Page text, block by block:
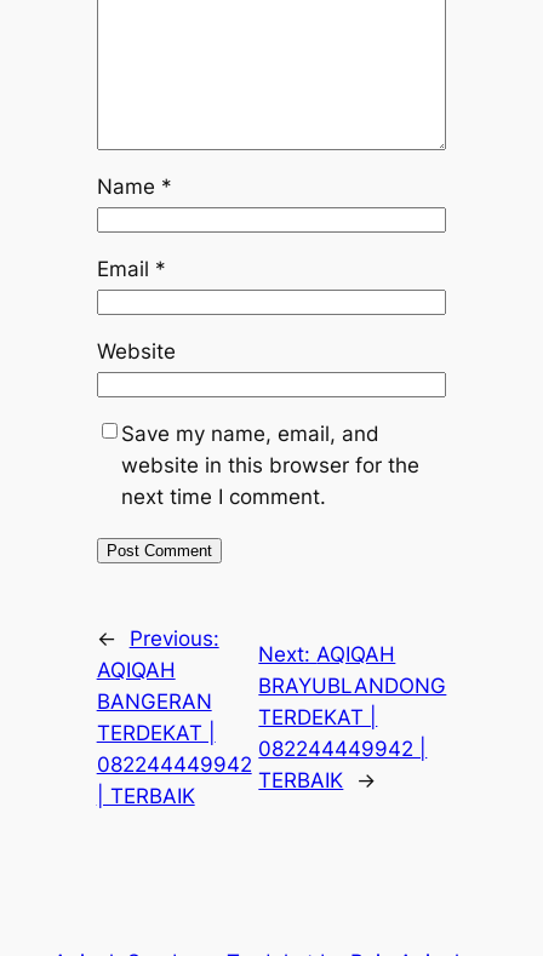
Name *
Email *
Website
Save my name, email, and
website in this browser for the
next time I comment.
←
Previous:
AQIQAH
BANGERAN
TERDEKAT |
082244449942
| TERBAIK
Next: AQIQAH
BRAYUBLANDONG
TERDEKAT |
082244449942 |
TERBAIK
→